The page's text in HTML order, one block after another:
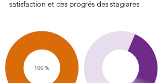
satisfaction et des progrés des stagiares